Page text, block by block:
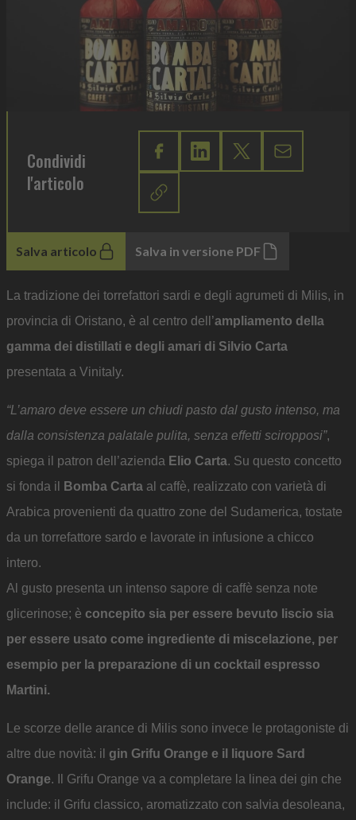
Condividi
l'articolo
Salva articolo Salva in versione PDF
La tradizione dei torrefattori sardi e degli agrumeti di Milis, in
provincia di Oristano, è al centro dell’ampliamento della
gamma dei distillati e degli amari di Silvio Carta
presentata a Vinitaly.
“L’amaro deve essere un chiudi pasto dal gusto intenso, ma
dalla consistenza palatale pulita, senza effetti sciropposi”,
spiega il patron dell’azienda Elio Carta. Su questo concetto
si fonda il
Bomba Carta al caffè, realizzato con varietà di
Arabica provenienti da quattro zone del Sudamerica, tostate
da un torrefattore sardo e lavorate in infusione a chicco
intero.
Al gusto presenta un intenso sapore di caffè senza note
glicerinose; è concepito sia per essere bevuto liscio sia
per essere usato come ingrediente di miscelazione, per
esempio per la preparazione di un cocktail espresso
Martini.
Le scorze delle arance di Milis sono invece le protagoniste di
altre due novità: il gin Grifu Orange e il liquore Sard
Orange. Il Grifu Orange va a completare la linea dei gin che
include: il Grifu classico, aromatizzato con salvia desoleana,